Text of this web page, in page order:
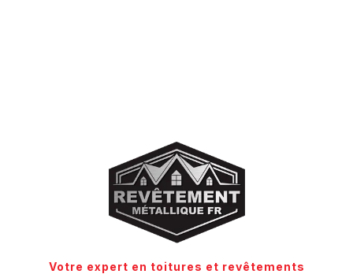
Votre expert en toitures et revêtements